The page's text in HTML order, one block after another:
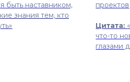
быть наставником,
знания тем, кто
проектов
Цитата:
что-то
глазами